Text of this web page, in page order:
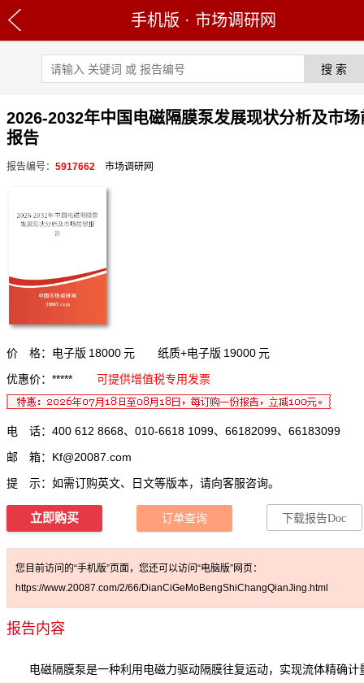
手机版 · 市场调研网
2026-2032年中国电磁隔膜泵发展现状分析及市场
报告
报告编号： 5917662 市场调研网
价 格：电子版 18000 元 纸质+电子版 19000 元
优惠价：*****
可提供增值税专用发票
电 话：400 612 8668、010-6618 1099、66182099、66183099
邮 箱： Kf@20087.com
提 示：如需订购英文、日文等版本，请向客服咨询。
立即购买 订单查询 下载报告Doc
您目前访问的“手机版”页面，您还可以访问“电脑版”网页：
https://www.20087.com/2/66/DianCiGeMoBengShiChangQianJing.html
报告内容
电磁隔膜泵是一种利用电磁力驱动隔膜往复运动，实现流体精确计